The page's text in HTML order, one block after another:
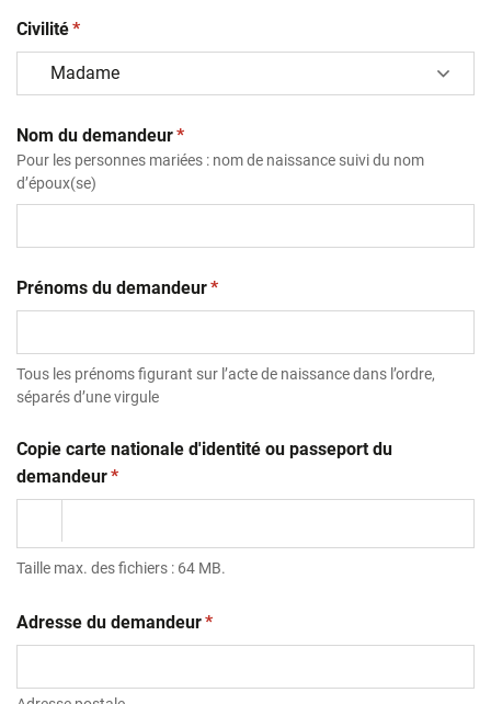
Civilité(obligatoire)
*
Nom du demandeur(obligatoire)
*
Pour les personnes mariées : nom de naissance suivi du nom
d’époux(se)
Prénoms du demandeur(obligatoire)
*
Tous les prénoms figurant sur l’acte de naissance dans l’ordre,
séparés d’une virgule
Copie carte nationale d'identité ou passeport du
demandeur(obligatoire)
*
Taille max. des fichiers : 64 MB.
Adresse du demandeur(obligatoire)
*